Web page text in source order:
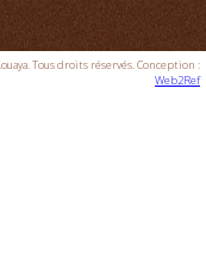
Tous droits réservés. Conception :
Web2Ref